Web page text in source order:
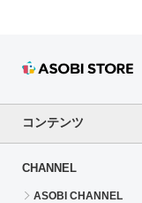
コンテンツ
CHANNEL
ASOBI CHANNEL